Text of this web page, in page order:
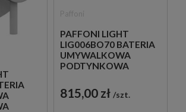
PAFFONI LIGHT
LIG006BO70 BATERIA
UMYWALKOWA
PODTYNKOWA
BIAŁA
815,00 zł szt.